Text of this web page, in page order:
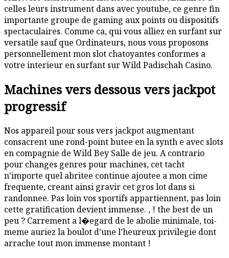
celles leurs instrument dans avec youtube, ce genre fin
importante groupe de gaming aux points ou dispositifs
spectaculaires. Comme ca, qui vous alliez en surfant sur
versatile sauf que Ordinateurs, nous vous proposons
personnellement mon slot chatoyantes conformes a
votre interieur en surfant sur Wild Padischah Casino.
Machines vers dessous vers jackpot
progressif
Nos appareil pour sous vers jackpot augmentant
consacrent une rond-point butee en la synth e avec slots
en compagnie de Wild Bey Salle de jeu. A contrario
pour changes genres pour machines, cet tacht
n’importe quel abritee continue ajoutee a mon cime
frequente, creant ainsi gravir cet gros lot dans si
randonnee. Pas loin vos sportifs appartiennent, pas loin
cette gratification devient immense. , ! the best de un
peu ? Carrement a l�egard de le abolie minimale, toi-
meme auriez la boulot d’une l’heureux privilegie dont
arrache tout mon immense montant !